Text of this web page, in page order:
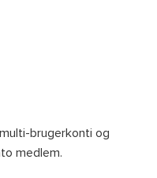
brugerkonti og
medlem.